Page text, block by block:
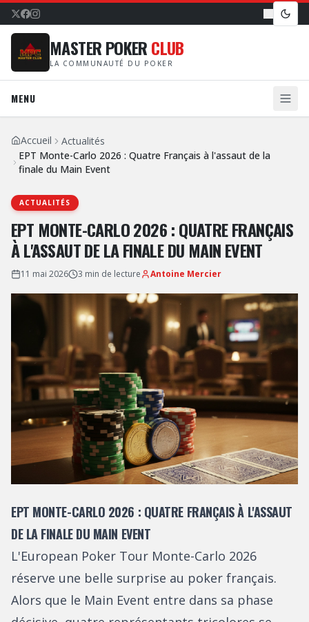
MASTER POKERCLUB
LA COMMUNAUTÉ DU POKER
MENU
Accueil
Actualités
EPT Monte-Carlo 2026 : Quatre Français à l'assaut de la
finale du Main Event
ACTUALITÉS
EPT MONTE-CARLO 2026 : QUATRE FRANÇAIS
À L'ASSAUT DE LA FINALE DU MAIN EVENT
11 mai 2026 3 min de lecture Antoine Mercier
EPT MONTE-CARLO 2026 : QUATRE FRANÇAIS À L'ASSAUT
DE LA FINALE DU MAIN EVENT
L'European Poker Tour Monte-Carlo 2026
réserve une belle surprise au poker français.
Alors que le Main Event entre dans sa phase